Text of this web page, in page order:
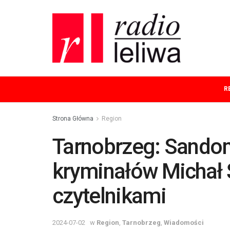
Strona Główna Region
Tarnobrzeg:
kryminałów
czytelnikami
2024-07-02 w Region Tarnobrzeg Wiadomości